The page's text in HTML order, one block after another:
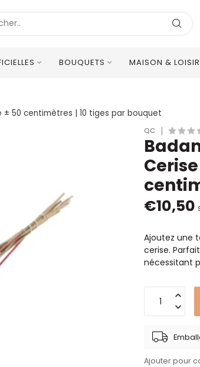
BOUQUETS MAISON &
± 50 centimètres | 10 tiges par bouquet
QC
€10,50
Ajoutez une
cerise.
nécessitant
Ajouter pour